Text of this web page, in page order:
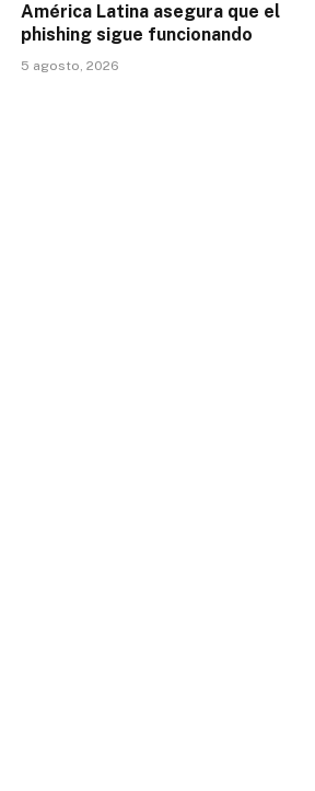
América Latina asegura que el
phishing sigue funcionando
5 agosto, 2026